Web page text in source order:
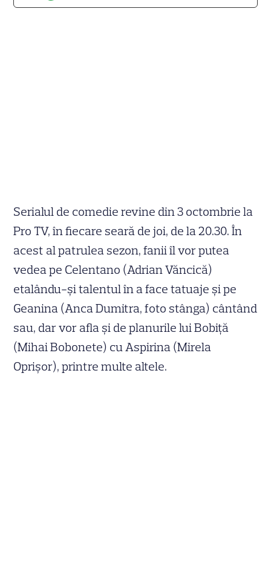
Serialul de comedie revine din 3 octombrie la
Pro TV, în fiecare seară de joi, de la 20.30. În
acest al patrulea sezon, fanii îl vor putea
vedea pe Celentano (Adrian Văncică)
etalându-şi talentul în a face tatuaje şi pe
Geanina (Anca Dumitra, foto stânga) cântând
sau, dar vor afla şi de planurile lui Bobiţă
(Mihai Bobonete) cu Aspirina (Mirela
Oprişor), printre multe altele.